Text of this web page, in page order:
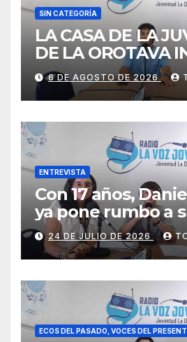
SIN CATEGORÍA
LA CASA DE LA
DE LA OROTAVA
AGOSTO 2026
6 DE AGOSTO DE 2026
ENTREVISTA
Con 17 años,
ya pone rumbo a
ser piloto.
24 DE JULIO DE 2026
ECOS DEL PASADO, VOCES DEL